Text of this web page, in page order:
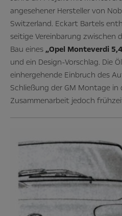
angesehener Hersteller von
Switzerland. Eckart Bartels
seitige Vereinbarung zwischen
Bau eines „Opel Monteverdi
und ein Design-Vorschlag. Die
einhergehende Einbruch des
Schließung der GM Montage in
Zusammenarbeit jedoch